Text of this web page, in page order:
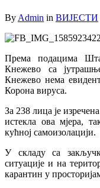
By Admin in ВИЈЕСТИ
Према подацима
Кнежево са
Кнежево нема
Корона вируса.
За 238 лица је
истекла ова мјера,
кућној самоизолацији.
У складу са
ситуације и на
карантин у